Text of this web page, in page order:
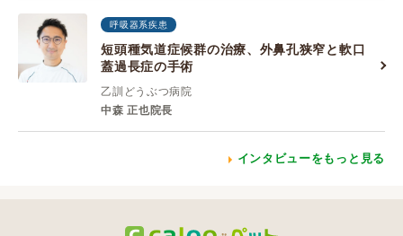
呼吸器系疾患
短頭種気道症候群の治療、外鼻孔狭窄と軟口
蓋過長症の手術
乙訓どうぶつ病院
中森 正也院長
インタビューをもっと見る